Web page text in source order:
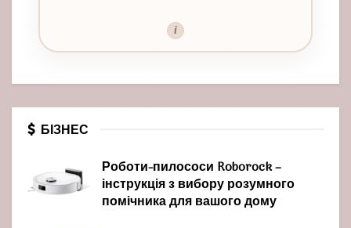
i
БІЗНЕС
Роботи-пилососи Roborock –
інструкція з вибору розумного
помічника для вашого дому